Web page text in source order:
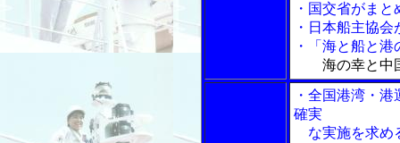
・国交省がま
・日本船主協
・「海と船と
海の幸と
・全国港湾・
確実
な実施を求め